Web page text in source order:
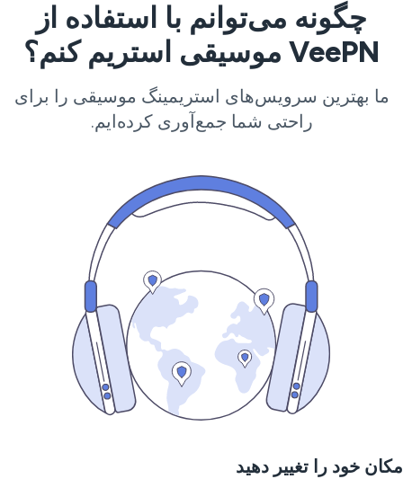
چگونه می‌توانم با استفاده از
VeePN موسیقی استریم کنم؟
ما بهترین سرویس‌های استریمینگ موسیقی را برای
راحتی شما جمع‌آوری کرده‌ایم.
خود را تغییر دهید